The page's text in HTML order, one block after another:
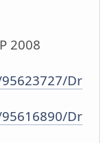
2008
Dr
Dr